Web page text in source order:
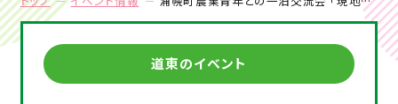
道東のイベント